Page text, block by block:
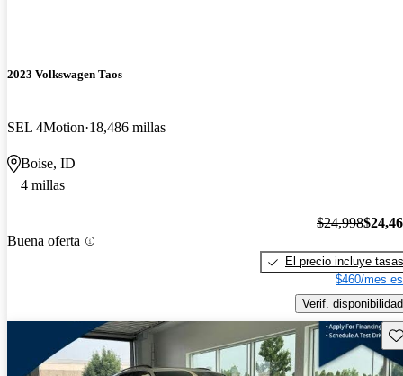
2023 Volkswagen Taos
SEL 4Motion 18,486 millas
Boise, ID
4 millas
Buena oferta
$24,998
El precio incluye tasas
$460/mes
Verif. disponibilidad